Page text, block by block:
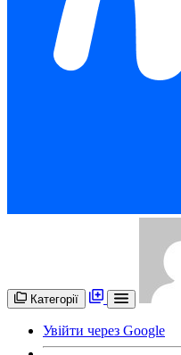
Категорії
Увійти через Google